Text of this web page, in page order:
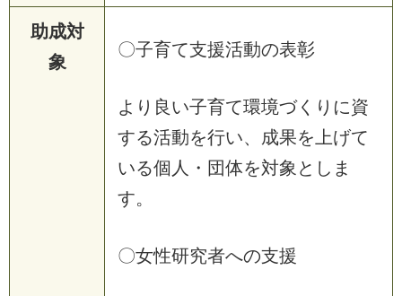
助成対
象
〇子育て支援活動の表彰
より良い子育て環境づくりに資
する活動を行い、成果を上げて
いる個人・団体を対象としま
す。
〇女性研究者への支援